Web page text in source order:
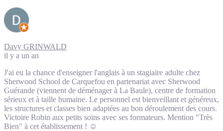
Davy GRINWALD
il y a un an
J'ai eu la chance d'enseigner l'anglais à un stagiaire adulte chez
Sherwood School de Carquefou en partenariat avec Sherwood
Guérande (viennent de déménager à La Baule), centre de formation
sérieux et à taille humaine. Le personnel est bienveillant et généreux,
les structures et classes bien adaptées au bon déroulement des cours.
Victoire Robin aux petits soins avec ses formateurs. Mention "Très
Bien" à cet établissement ! ☺️